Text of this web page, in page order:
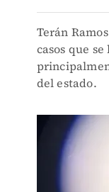
Terán
casos que
del estado.